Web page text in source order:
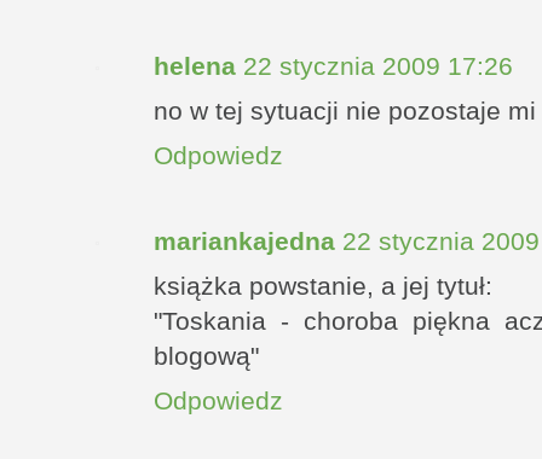
helena 22 stycznia 2009 17:26
no w tej sytuacji nie pozostaje
Odpowiedz
mariankajedna 22 stycznia
książka powstanie, a jej tytuł:
"Toskania - choroba piękna
blogową"
Odpowiedz